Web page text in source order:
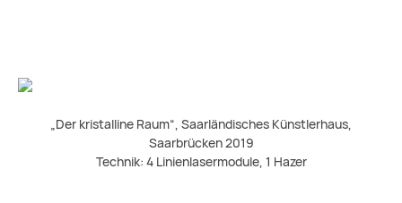
„Der kristalline Raum“, Saarländisches Künstlerhaus,
Saarbrücken 2019
Technik: 4 Linienlasermodule, 1 Hazer